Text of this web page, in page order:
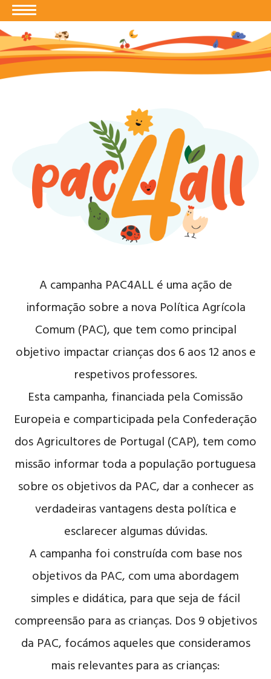
A campanha PAC4ALL é uma ação de
informação sobre a nova Política Agrícola
Comum (PAC), que tem como principal
objetivo impactar crianças dos 6 aos 12 anos e
respetivos professores.
Esta campanha, financiada pela Comissão
Europeia e comparticipada pela Confederação
dos Agricultores de Portugal (CAP), tem como
missão informar toda a população portuguesa
sobre os objetivos da PAC, dar a conhecer as
verdadeiras vantagens desta política e
esclarecer algumas dúvidas.
A campanha foi construída com base nos
objetivos da PAC, com uma abordagem
simples e didática, para que seja de fácil
compreensão para as crianças. Dos 9 objetivos
da PAC, focámos aqueles que consideramos
mais relevantes para as crianças: